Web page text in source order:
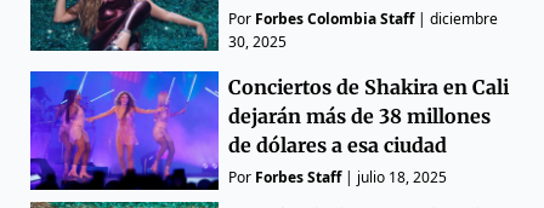
Por Forbes Colombia Staff|diciembre
30, 2025
Conciertos de Shakira en Cali
dejarán más de 38 millones
de dólares a esa ciudad
Por Forbes Staff| julio 18, 2025